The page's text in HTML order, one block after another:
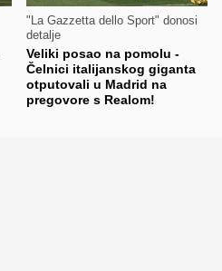
"La Gazzetta dello Sport" donosi
detalje
Veliki posao na pomolu -
Čelnici italijanskog giganta
otputovali u Madrid na
pregovore s Realom!